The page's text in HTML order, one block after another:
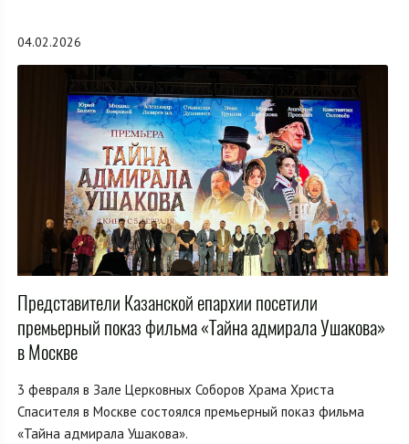
04.02.2026
Представители Казанской епархии посетили
премьерный показ фильма «Тайна адмирала Ушакова»
в Москве
3 февраля в Зале Церковных Соборов Храма Христа
Спасителя в Москве состоялся премьерный показ фильма
«Тайна адмирала Ушакова».